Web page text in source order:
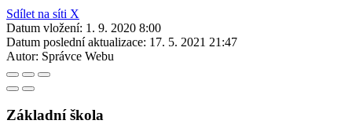
Sdílet na síti X
Datum vložení: 1. 9. 2020 8:00
Datum poslední aktualizace: 17. 5. 2021 21:47
Autor: Správce Webu
Základní škola